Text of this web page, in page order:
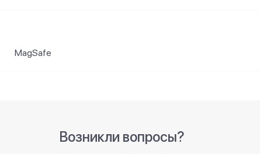
MagSafe
Возникли вопросы?